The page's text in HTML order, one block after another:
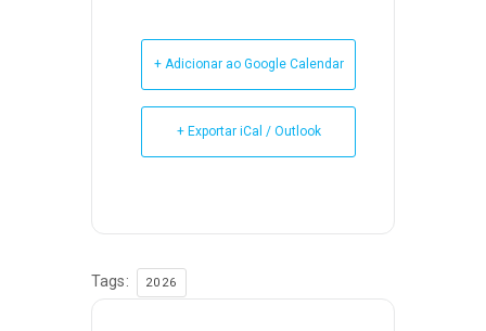
+ Adicionar ao Google Calendar
+ Exportar iCal / Outlook
Tags: 2026